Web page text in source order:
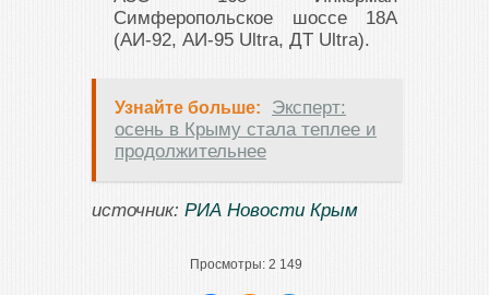
Симферопольское шоссе 18А
(АИ-92, АИ-95 Ultra, ДТ Ultra).
Узнайте больше:
Эксперт:
осень в Крыму стала теплее и
продолжительнее
источник: РИА Новости Крым
Просмотры: 2 149